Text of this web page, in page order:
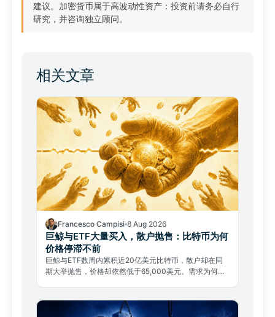
建议。加密货币属于高波动性资产：投资前请务必自行
研究，并咨询独立顾问。
相关文章
Francesco Campisi 8 Aug 2026
巨鲸与ETF大量买入，散户抛售：比特币为何
价格停滞不前
巨鲸与ETF数周内累积近20亿美元比特币，散户却在同
期大举抛售，价格却依然低于65,000美元。需求为何无